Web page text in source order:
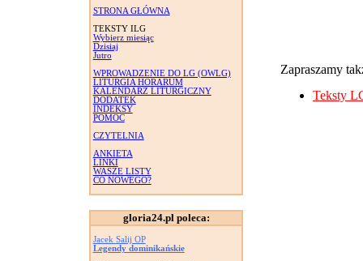
STRONA GŁÓWNA
TEKSTY ILG
Wybierz miesiąc
Dzisiaj
Jutro
WPROWADZENIE DO LG (OWLG)
LITURGIA HORARUM
KALENDARZ LITURGICZNY
DODATEK
INDEKSY
POMOC
CZYTELNIA
ANKIETA
LINKI
WASZE LISTY
CO NOWEGO?
gloria24.pl poleca:
Jacek Salij OP
Legendy dominikańskie
Zapraszamy
Teksty